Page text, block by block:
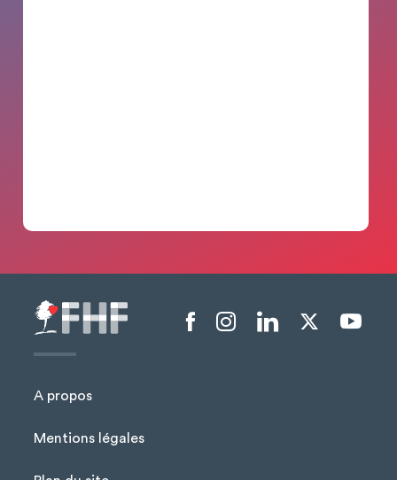
A propos
Mentions légales
Menu liens sociaux